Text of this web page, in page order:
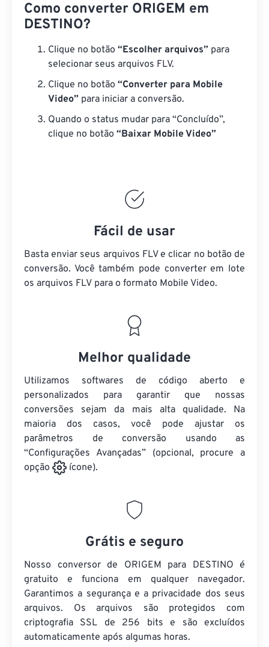
Como converter ORIGEM em
DESTINO?
Clique no botão “Escolher arquivos” para
selecionar seus arquivos FLV.
Clique no botão “Converter para Mobile
Video” para iniciar a conversão.
Quando o status mudar para “Concluído”,
clique no botão “Baixar Mobile Video”
Fácil de usar
Basta enviar seus arquivos FLV e clicar no botão de
conversão. Você também pode converter em lote
os arquivos FLV para o formato Mobile Video.
Melhor qualidade
Utilizamos softwares de código aberto e
personalizados para garantir que nossas
conversões sejam da mais alta qualidade. Na
maioria dos casos, você pode ajustar os
parâmetros de conversão usando as
“Configurações Avançadas” (opcional, procure a
opção
ícone).
Grátis e seguro
Nosso conversor de ORIGEM para DESTINO é
gratuito e funciona em qualquer navegador.
Garantimos a segurança e a privacidade dos seus
arquivos. Os arquivos são protegidos com
criptografia SSL de 256 bits e são excluídos
automaticamente após algumas horas.